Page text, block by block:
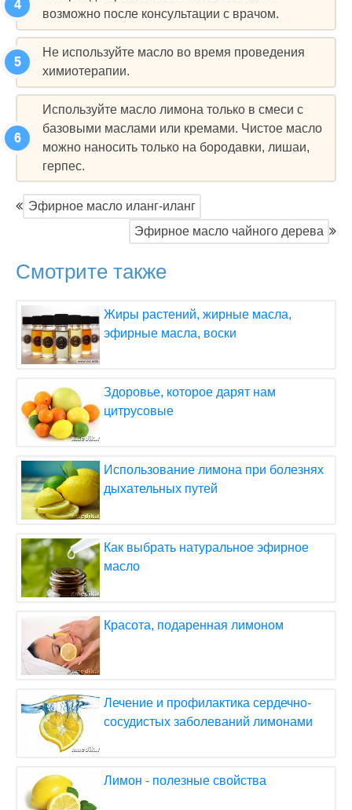
возможно после консультации с врачом.
Не используйте масло во время проведения
химиотерапии.
Используйте масло лимона только в смеси с
базовыми маслами или кремами. Чистое масло
можно наносить только на бородавки, лишаи,
герпес.
Эфирное масло иланг-иланг
Эфирное масло чайного дерева
Смотрите также
Жиры растений, жирные масла,
эфирные масла, воски
Здоровье, которое дарят нам
цитрусовые
Использование лимона при болезнях
дыхательных путей
Как выбрать натуральное эфирное
масло
Красота, подаренная лимоном
Лечение и профилактика сердечно-
сосудистых заболеваний лимонами
Лимон - полезные свойства